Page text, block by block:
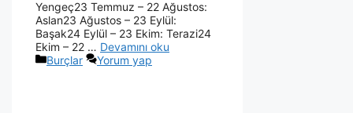
Yengeç23 Temmuz – 22 Ağustos:
Aslan23 Ağustos – 23 Eylül:
Başak24 Eylül – 23 Ekim: Terazi24
Ekim – 22 … Devamını oku
Burçlar
Yorum yap